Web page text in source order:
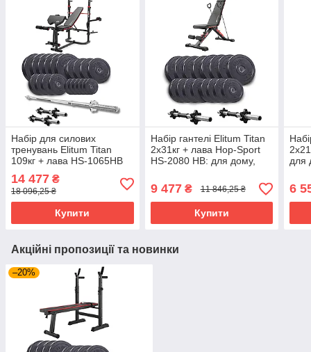
Набір для силових
тренувань Elitum Titan
109кг + лава HS-1065HB
Pro, штанга, гантелі
14 477 ₴
18 096,25 ₴
Купити
Набір гантелі Elitum Titan
2x31кг + лава Hop-Sport
HS-2080 HB: для дому,
9 477₴ 11 846,25 ₴
Купити
для
6
Акційні пропозиції та новинки
–20%